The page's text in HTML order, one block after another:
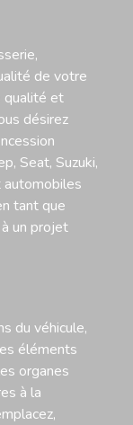
de votre
qualité et
désirez
Seat, Suzuki,
automobiles
tant que
un projet
du véhicule,
éléments
organes
à la